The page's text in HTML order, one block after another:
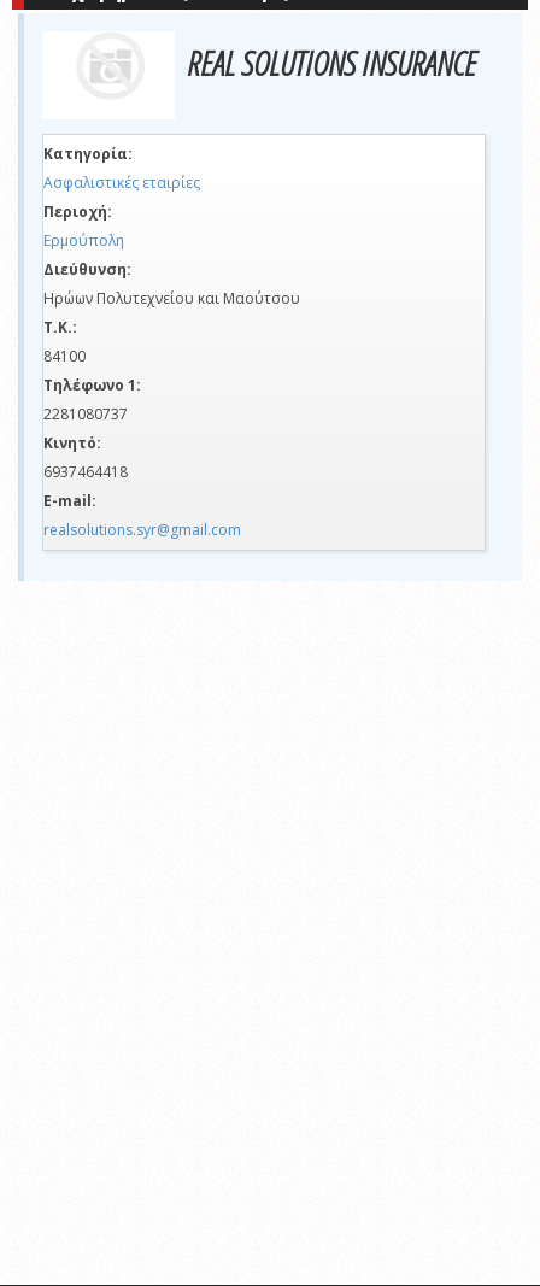
REAL SOLUTIONS INSURANCE
Κατηγορία:
Ασφαλιστικές εταιρίες
Περιοχή:
Ερμούπολη
Διεύθυνση:
Ηρώων Πολυτεχνείου και Mαούτσου
Τ.Κ.:
84100
Τηλέφωνο 1:
2281080737
Κινητό:
6937464418
E-mail:
realsolutions.syr@gmail.com